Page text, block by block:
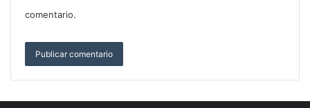
comentario.